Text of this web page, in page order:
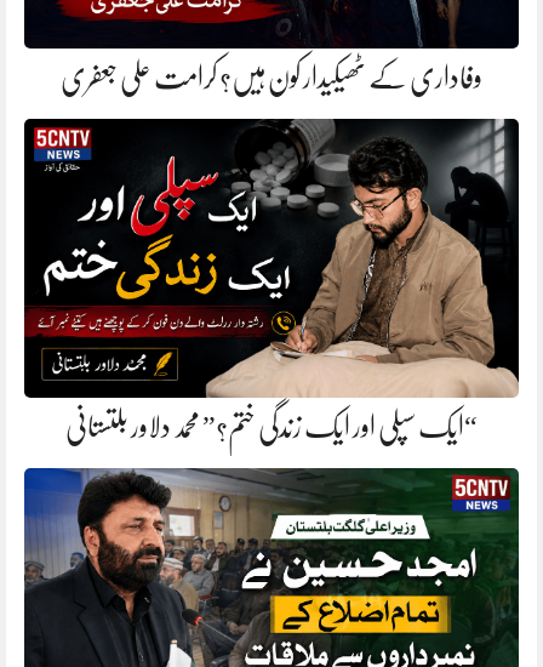
وفاداری کے ٹھیکیدار کون ہیں؟ کرامت علی جعفری
“ایک سپلی اور ایک زندگی ختم؟” محمد دلاور بلتستانی